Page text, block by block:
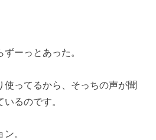
ーっとあった。
使ってるから、そっちの声が聞
るのです。
。